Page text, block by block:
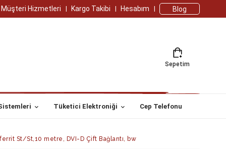
Müşteri Hizmetleri Kargo Takibi Hesabım Blog
Sepetim
Tüketici Elektroniği Cep Telefonu
ferrit St/St,10 metre, DVI-D Çift Bağlantı, bw